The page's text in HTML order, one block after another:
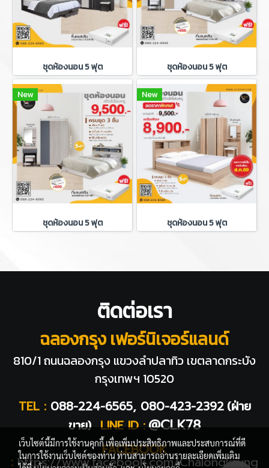
ชุดห้องนอน 5 ฟุต ชุดห้องนอน 5 ฟุต
New
ชุดห้องนอน 5 ฟุต
New
ชุดห้องนอน 5 ฟุต
ติดต่อเรา
ฉลองกรุง เฟอร์นิเจอร์แลนด์
810/1 ถนนฉลองกรุง แขวงลำปลาทิว เขตลาดกระบัง
กรุงเทพฯ 10520
TEL : 088-224-6565, 080-423-2392 (ฝ่าย
ขาย) LINE ID : @CLK78
FACEBOOK
: https://www.facebook.com/Chalongkrung
เว็บไซต์นี้มีการใช้งานคุกกี้ เพื่อเพิ่มประสิทธิภาพและประสบการณ์ที่ดี
ในการใช้งานเว็บไซต์ของท่าน ท่านสามารถอ่านรายละเอียดเพิ่มเติม